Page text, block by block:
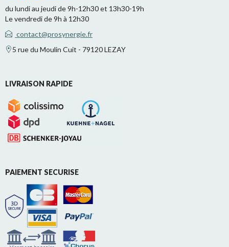
du lundi au jeudi de 9h-12h30 et 13h30-19h
Le vendredi de 9h à 12h30
contact@prosynergie.fr
5 rue du Moulin Cuit - 79120 LEZAY
LIVRAISON RAPIDE
PAIEMENT SECURISE